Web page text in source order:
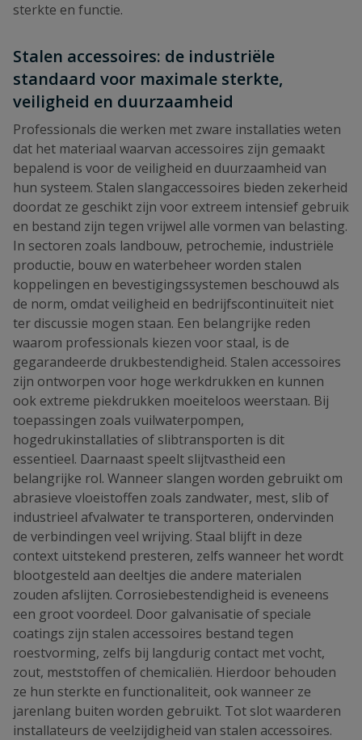
sterkte en functie.
Stalen accessoires: de industriële
standaard voor maximale sterkte,
veiligheid en duurzaamheid
Professionals die werken met zware installaties weten
dat het materiaal waarvan accessoires zijn gemaakt
bepalend is voor de veiligheid en duurzaamheid van
hun systeem. Stalen slangaccessoires bieden zekerheid
doordat ze geschikt zijn voor extreem intensief gebruik
en bestand zijn tegen vrijwel alle vormen van belasting.
In sectoren zoals landbouw, petrochemie, industriële
productie, bouw en waterbeheer worden stalen
koppelingen en bevestigingssystemen beschouwd als
de norm, omdat veiligheid en bedrijfscontinuïteit niet
ter discussie mogen staan. Een belangrijke reden
waarom professionals kiezen voor staal, is de
gegarandeerde drukbestendigheid. Stalen accessoires
zijn ontworpen voor hoge werkdrukken en kunnen
ook extreme piekdrukken moeiteloos weerstaan. Bij
toepassingen zoals vuilwaterpompen,
hogedrukinstallaties of slibtransporten is dit
essentieel. Daarnaast speelt slijtvastheid een
belangrijke rol. Wanneer slangen worden gebruikt om
abrasieve vloeistoffen zoals zandwater, mest, slib of
industrieel afvalwater te transporteren, ondervinden
de verbindingen veel wrijving. Staal blijft in deze
context uitstekend presteren, zelfs wanneer het wordt
blootgesteld aan deeltjes die andere materialen
zouden afslijten. Corrosiebestendigheid is eveneens
een groot voordeel. Door galvanisatie of speciale
coatings zijn stalen accessoires bestand tegen
roestvorming, zelfs bij langdurig contact met vocht,
zout, meststoffen of chemicaliën. Hierdoor behouden
ze hun sterkte en functionaliteit, ook wanneer ze
jarenlang buiten worden gebruikt. Tot slot waarderen
installateurs de veelzijdigheid van stalen accessoires.